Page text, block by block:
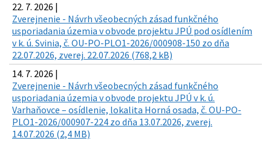
22. 7. 2026 |
Zverejnenie - Návrh všeobecných zásad funkčného
usporiadania územia v obvode projektu JPÚ pod osídlením
v k. ú. Svinia, č. OU-PO-PLO1-2026/000908-150 zo dňa
22.07.2026, zverej. 22.07.2026 (768,2 kB)
14. 7. 2026 |
Zverejnenie - Návrh všeobecných zásad funkčného
usporiadania územia v obvode projektu JPÚ v k. ú.
Varhaňovce – osídlenie, lokalita Horná osada, č. OU-PO-
PLO1-2026/000907-224 zo dňa 13.07.2026, zverej.
14.07.2026 (2,4 MB)